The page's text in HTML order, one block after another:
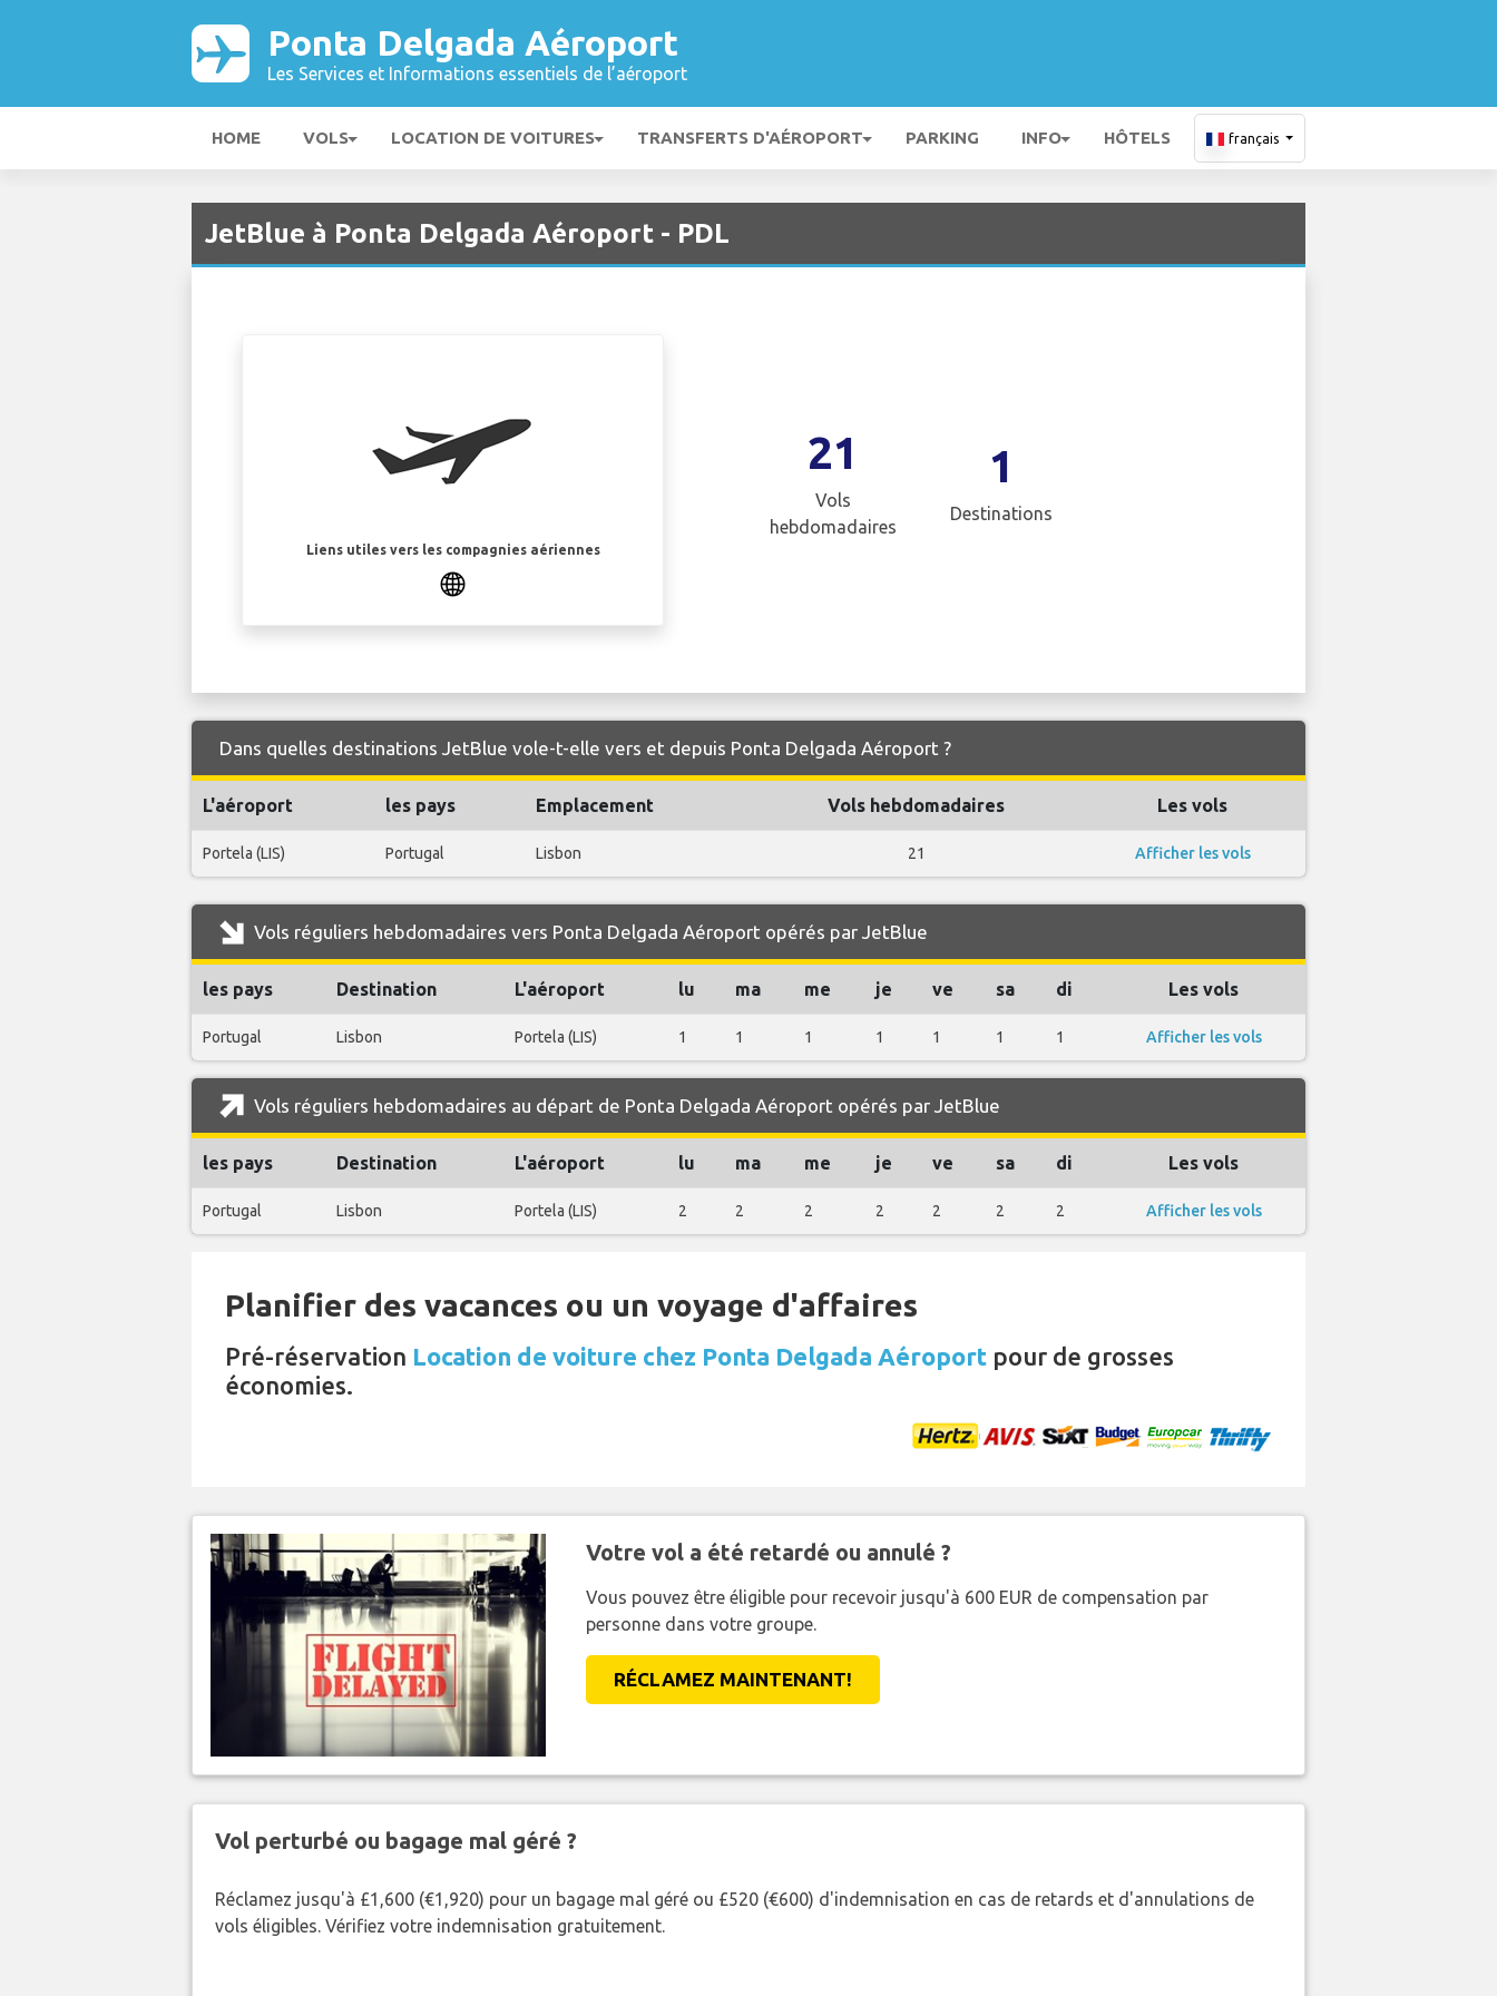
Ponta Delgada Aéroport
Les Services et Informations essentiels de l’aéroport
HOME VOLS LOCATION DE VOITURES TRANSFERTS D'AÉROPORT PARKING INFO HÔTELS français
JetBlue à Ponta Delgada Aéroport - PDL
Liens utiles vers les compagnies aériennes
21
Vols
hebdomadaires
1
Destinations
Dans quelles destinations JetBlue vole-t-elle vers et depuis Ponta Delgada Aéroport ?
L'aéroport les pays Emplacement Vols hebdomadaires Les vols
Portela (LIS) Portugal Lisbon 21 Afficher les vols
Vols réguliers hebdomadaires vers Ponta Delgada Aéroport opérés par JetBlue
les pays Destination L'aéroport lu ma me je ve sa di Les vols
Portugal Lisbon Portela (LIS) 1 1 1 1 1 1 1 Afficher les vols
Vols réguliers hebdomadaires au départ de Ponta Delgada Aéroport opérés par JetBlue
les pays Destination L'aéroport lu ma me je ve sa di Les vols
Portugal Lisbon Portela (LIS) 2 2 2 2 2 2 2 Afficher les vols
Planifier des vacances ou un voyage d'affaires
Pré-réservation Location de voiture chez Ponta Delgada Aéroport pour de grosses
économies.
Votre vol a été retardé ou annulé ?
Vous pouvez être éligible pour recevoir jusqu'à 600 EUR de compensation par
personne dans votre groupe.
RÉCLAMEZ MAINTENANT!
Vol perturbé ou bagage mal géré ?
Réclamez jusqu'à £1,600 (€1,920) pour un bagage mal géré ou £520 (€600) d'indemnisation en cas de retards et d'annulations de
vols éligibles. Vérifiez votre indemnisation gratuitement.